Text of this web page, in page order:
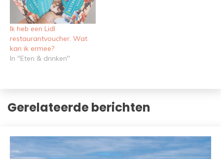
Ik heb een Lidl
restaurantvoucher. Wat
kan ik ermee?
In "Eten & drinken"
Gerelateerde berichten